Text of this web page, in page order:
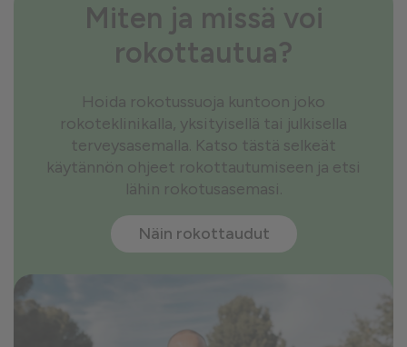
Miten ja missä voi
rokottautua?
Hoida rokotussuoja kuntoon joko
rokoteklinikalla, yksityisellä tai julkisella
terveysasemalla. Katso tästä selkeät
käytännön ohjeet rokottautumiseen ja etsi
lähin rokotusasemasi.
Näin rokottaudut